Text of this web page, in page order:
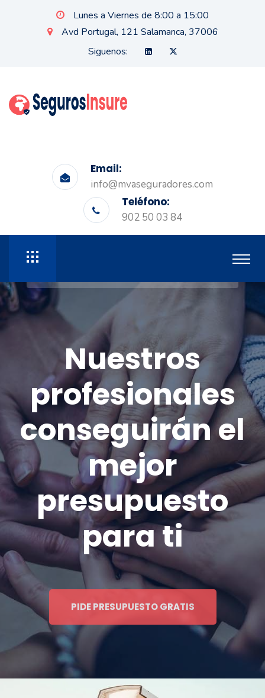
Lunes a Viernes de 8:00 a 15:00
Avd Portugal, 121 Salamanca, 37006
Siguenos:
Email:
info@mvaseguradores.com
Teléfono:
902 50 03 84
Nuestros
profesionales
conseguirán el
mejor
presupuesto
para ti
PIDE PRESUPUESTO GRATIS